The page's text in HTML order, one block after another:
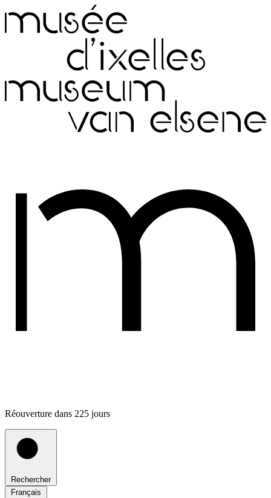
Réouverture dans 225 jours
Rechercher
Français